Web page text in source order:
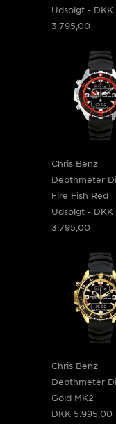
Udsolgt - DKK
3.795,00
Chris Benz
Depthmeter
Fire Fish Red
Udsolgt - DKK
3.795,00
Chris Benz
Depthmeter
Gold MK2
DKK 5.995,00